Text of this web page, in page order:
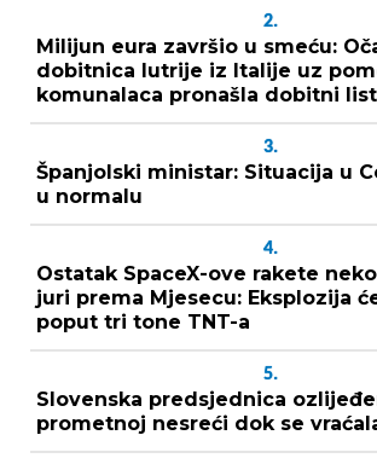
2.
Milijun eura završio u smeću:
dobitnica lutrije iz Italije uz
komunalaca pronašla dobitni
3.
Španjolski ministar: Situacija u
u normalu
4.
Ostatak SpaceX-ove rakete
juri prema Mjesecu: Eksplozija
poput tri tone TNT-a
5.
Slovenska predsjednica
prometnoj nesreći dok se